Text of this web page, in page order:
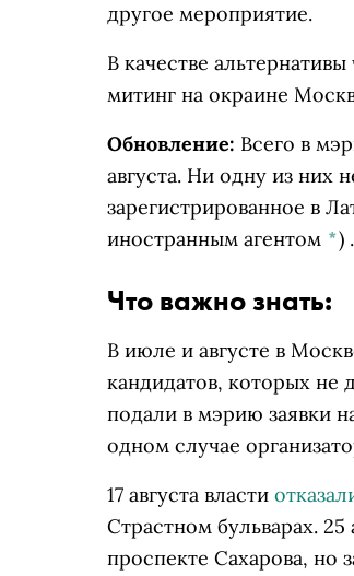
другое мероприятие.
В качестве
митинг на окраине
Обновление: Всего в
августа. Ни одну из них
зарегистрированное в
иностранным агентом *) .
Что важно знать:
В июле и августе в
кандидатов, которых
подали в мэрию заявки
одном случае
17 августа власти
Страстном бульварах. 25
проспекте Сахарова, но